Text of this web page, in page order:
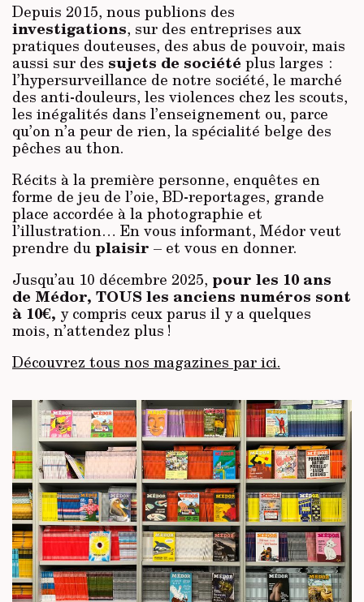
Depuis 2015, nous publions des
investigations, sur des entreprises aux
pratiques douteuses, des abus de pouvoir, mais
aussi sur des sujets de société plus larges :
l’hypersurveillance de notre société, le marché
des anti-douleurs, les violences chez les scouts,
les inégalités dans l’enseignement ou, parce
qu’on n’a peur de rien, la spécialité belge des
pêches au thon.
Récits à la première personne, enquêtes en
forme de jeu de l’oie, BD-reportages, grande
place accordée à la photographie et
l’illustration… En vous informant, Médor veut
prendre du plaisir – et vous en donner.
Jusqu’au 10 décembre 2025, pour les 10 ans
de Médor, TOUS les anciens numéros sont
à 10€, y compris ceux parus il y a quelques
mois, n’attendez plus !
Découvrez tous nos magazines par ici.